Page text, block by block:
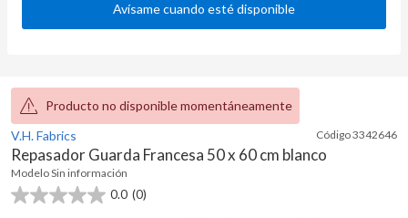
Avísame cuando esté disponible
Producto no disponible momentáneamente
V.H. Fabrics
Código3342646
Repasador Guarda Francesa 50 x 60 cm blanco
ModeloSin información
0.0 (0)
0.0